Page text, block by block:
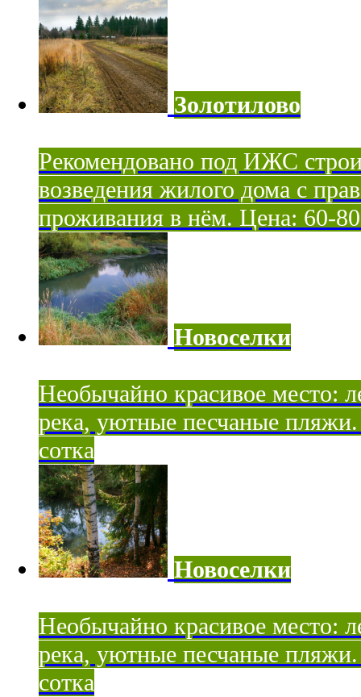
Золотилово
Рекомендовано под ИЖС
возведения жилого дома с
проживания в нём. Цена: 60-80
Новоселки
Необычайно красивое место:
река, уютные песчаные
сотка
Новоселки
Необычайно красивое место:
река, уютные песчаные
сотка